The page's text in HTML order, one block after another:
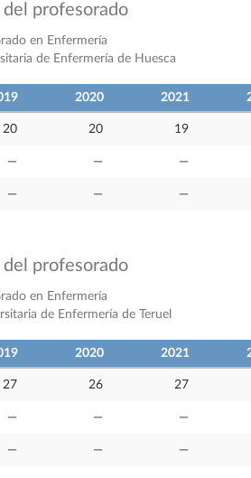
del profesorado
en Enfermería
de Enfermería de Huesca
2020 2021
20 20 19
— — —
— — —
del profesorado
en Enfermería
de Enfermería de Teruel
2020 2021
27 26 27
— — —
— — —